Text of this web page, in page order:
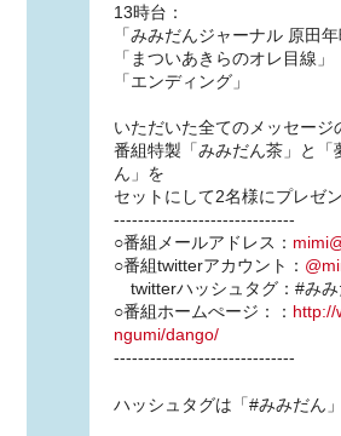
13時台：
「みみだんジャーナル 原田
「まついあきらのオレ目線」
「エンディング」
いただいた全てのメッセージ
番組特製「みみだん茶」と「
ん」を
セットにして2名様にプレゼ
------------------------------
○番組メールアドレス：
○番組twitterアカウント：
twitterハッシュタグ：#みみ
○番組ホームぺージ：： http://
ngumi/dango/
------------------------------
ハッシュタグは「#みみだん」